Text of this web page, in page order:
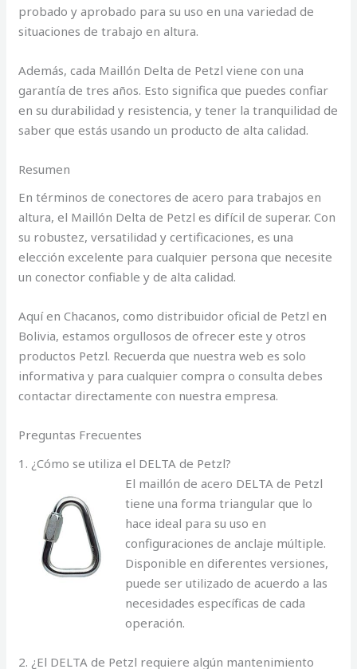
probado y aprobado para su uso en una variedad de
situaciones de trabajo en altura.
Además, cada Maillón Delta de Petzl viene con una
garantía de tres años. Esto significa que puedes confiar
en su durabilidad y resistencia, y tener la tranquilidad de
saber que estás usando un producto de alta calidad.
Resumen
En términos de conectores de acero para trabajos en
altura, el Maillón Delta de Petzl es difícil de superar. Con
su robustez, versatilidad y certificaciones, es una
elección excelente para cualquier persona que necesite
un conector confiable y de alta calidad.
Aquí en Chacanos, como distribuidor oficial de Petzl en
Bolivia, estamos orgullosos de ofrecer este y otros
productos Petzl. Recuerda que nuestra web es solo
informativa y para cualquier compra o consulta debes
contactar directamente con nuestra empresa.
Preguntas Frecuentes
1. ¿Cómo se utiliza el DELTA de Petzl?
El maillón de acero DELTA de Petzl
tiene una forma triangular que lo
hace ideal para su uso en
configuraciones de anclaje múltiple.
Disponible en diferentes versiones,
puede ser utilizado de acuerdo a las
necesidades específicas de cada
operación.
2. ¿El DELTA de Petzl requiere algún mantenimiento